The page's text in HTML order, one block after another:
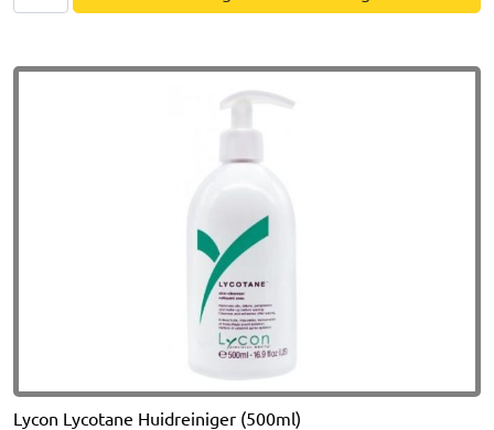
Wax
(500ml)
Lycon Lycotane Huidreiniger (500ml)